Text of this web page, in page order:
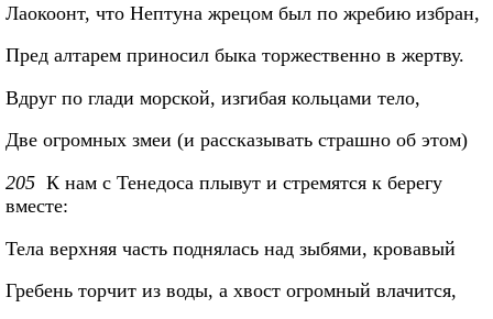
Лаокоонт, что Нептуна жрецом был по жребию избран,
Пред алтарем приносил быка торжественно в жертву.
Вдруг по глади морской, изгибая кольцами тело,
Две огромных змеи (и рассказывать страшно об этом)
205 К нам с Тенедоса плывут и стремятся к берегу
вместе:
Тела верхняя часть поднялась над зыбями, кровавый
Гребень торчит из воды, а хвост огромный влачится,